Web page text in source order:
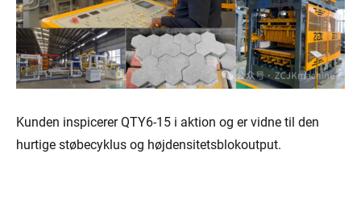
Kunden inspicerer QTY6-15 i aktion og er vidne til den
hurtige støbecyklus og højdensitetsblokoutput.